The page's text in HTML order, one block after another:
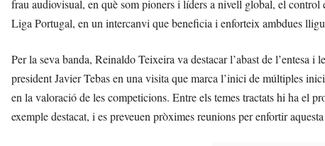
frau audiovisual, en què som pioners i líders a nivell global, el
Liga Portugal, en un intercanvi que beneficia i enforteix ambdues
Per la seva banda, Reinaldo Teixeira va destacar l’abast de l’entesa
president Javier Tebas en una visita que marca l’inici de múltiples
en la valoració de les competicions. Entre els temes tractats hi ha el
exemple destacat, i es preveuen pròximes reunions per enfortir